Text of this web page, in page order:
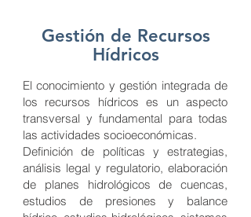
Gestión de Recursos
Hídricos
El conocimiento y gestión integrada de
los recursos hídricos es un aspecto
transversal y fundamental para todas
las actividades socioeconómicas.
Definición de políticas y estrategias,
análisis legal y regulatorio, elaboración
de planes hidrológicos de cuencas,
estudios de presiones y balance